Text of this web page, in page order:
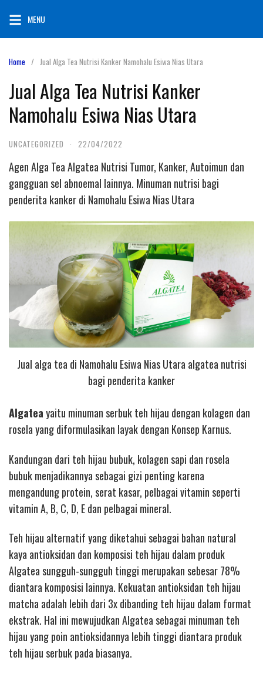
content
MENU
Home Jual Alga Tea Nutrisi Kanker Namohalu Esiwa Nias Utara
Jual Alga Tea Nutrisi Kanker
Namohalu Esiwa Nias Utara
UNCATEGORIZED · 22/04/2022
Agen Alga Tea Algatea Nutrisi Tumor, Kanker, Autoimun dan
gangguan sel abnoemal lainnya. Minuman nutrisi bagi
penderita kanker di Namohalu Esiwa Nias Utara
Jual alga tea di Namohalu Esiwa Nias Utara algatea nutrisi
bagi penderita kanker
Algateayaitu minuman serbuk teh hijau dengan kolagen dan
rosela yang diformulasikan layak dengan Konsep Karnus.
Kandungan dari teh hijau bubuk, kolagen sapi dan rosela
bubuk menjadikannya sebagai gizi penting karena
mengandung protein, serat kasar, pelbagai vitamin seperti
vitamin A, B, C, D, E dan pelbagai mineral.
Teh hijau alternatif yang diketahui sebagai bahan natural
kaya antioksidan dan komposisi teh hijau dalam produk
Algatea sungguh-sungguh tinggi merupakan sebesar 78%
diantara komposisi lainnya. Kekuatan antioksidan teh hijau
matcha adalah lebih dari 3x dibanding teh hijau dalam format
ekstrak. Hal ini mewujudkan Algatea sebagai minuman teh
hijau yang poin antioksidannya lebih tinggi diantara produk
teh hijau serbuk pada biasanya.